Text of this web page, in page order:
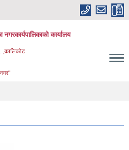
नगरकार्यपालिकाको कार्यालय
,कालिकोट